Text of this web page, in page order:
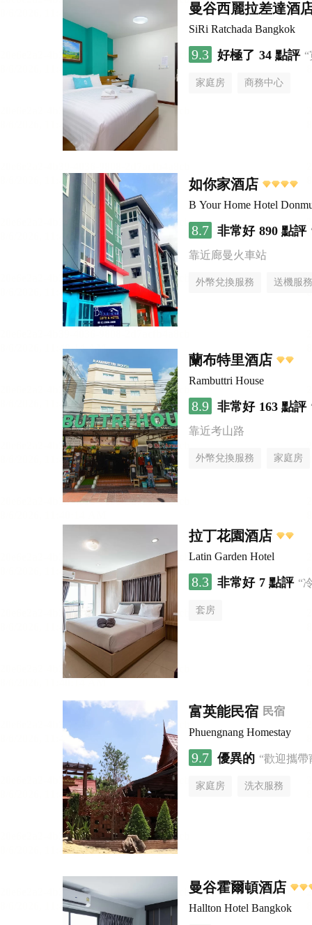
曼谷西麗拉差達酒
SiRi Ratchada Bangkok
9.3 好極了 34 點評
家庭房 商務中心
如你家酒店
B Your Home Hotel
8.7 非常好 890 點評
靠近廊曼火車站
外幣兌換服務 送機服務
蘭布特里酒店
Rambuttri House
8.9 非常好 163 點評
靠近考山路
外幣兌換服務 家庭房
拉丁花園酒店
Latin Garden Hotel
8.3 非常好 7 點評 “
套房
富英能民宿 民宿
Phuengnang Homestay
9.7 優異的 “歡迎攜
家庭房 洗衣服務
曼谷霍爾頓酒店
Hallton Hotel Bangkok